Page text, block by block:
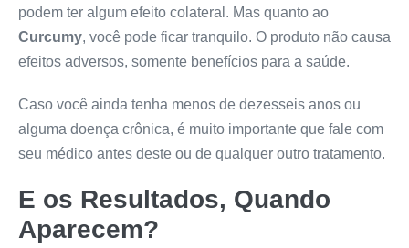
podem ter algum efeito colateral. Mas quanto ao
Curcumy, você pode ficar tranquilo. O produto não causa
efeitos adversos, somente benefícios para a saúde.
Caso você ainda tenha menos de dezesseis anos ou
alguma doença crônica, é muito importante que fale com
seu médico antes deste ou de qualquer outro tratamento.
E os Resultados, Quando
Aparecem?